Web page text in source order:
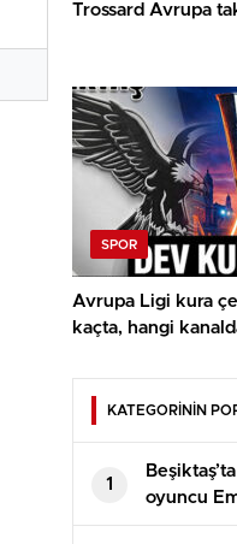
Trossard Avrupa
SPOR
Avrupa Ligi kura
kaçta, hangi
rakipleri
KATEGORİNİN
1
oyuncu